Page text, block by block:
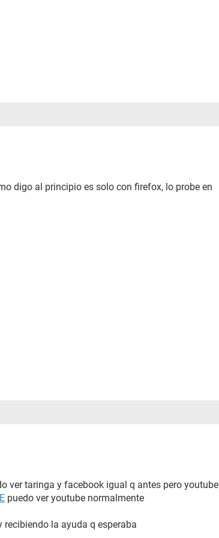
digo al principio es solo con firefox, lo probe en
ver taringa y facebook igual q antes pero youtube
puedo ver youtube normalmente
la ayuda q esperaba